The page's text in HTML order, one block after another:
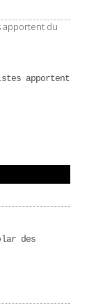
apportent
des